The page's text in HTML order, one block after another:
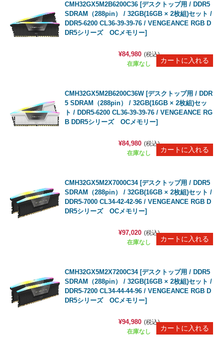
CMH32GX5M2B6200C36 [デスクトップ用 / DDR5
SDRAM（288pin） / 32GB(16GB × 2枚組)セット /
DDR5-6200 CL36-39-39-76 / VENGEANCE RGB D
DR5シリーズ OCメモリー]
在庫なし
¥84,980 (税込)
CMH32GX5M2B6200C36W [デスクトップ用 / DDR
5 SDRAM（288pin） / 32GB(16GB × 2枚組)セッ
ト / DDR5-6200 CL36-39-39-76 / VENGEANCE RG
B DDR5シリーズ OCメモリー]
在庫なし
¥84,980 (税込)
CMH32GX5M2X7000C34 [デスクトップ用 / DDR5
SDRAM（288pin） / 32GB(16GB × 2枚組)セット /
DDR5-7000 CL34-42-42-96 / VENGEANCE RGB D
DR5シリーズ OCメモリー]
在庫なし
¥97,020 (税込)
CMH32GX5M2X7200C34 [デスクトップ用 / DDR5
SDRAM（288pin） / 32GB(16GB × 2枚組)セット /
DDR5-7200 CL34-44-44-96 / VENGEANCE RGB D
DR5シリーズ OCメモリー]
在庫なし
¥94,980 (税込)